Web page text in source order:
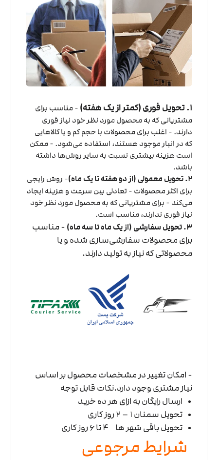
۱. تحویل فوری (کمتر از یک هفته)
- مناسب برای
مشتریانی که به محصول مورد نظر خود نیاز فوری
دارند. - اغلب برای محصولات با حجم کم و یا کالاهایی
که در انبار موجود هستند، استفاده می‌شود. - ممکن
است هزینه بیشتری نسبت به سایر روش‌ها داشته
باشد.
۲. تحویل معمولی (از دو هفته تا یک ماه)
- روش رایجی
برای اکثر محصولات - تعادلی بین سرعت و هزینه ایجاد
می‌کند - برای مشتریانی که به محصول مورد نظر خود
نیاز فوری ندارند، مناسب است.
۳. تحویل سفارشی (از یک ماه تا سه ماه)
- مناسب
برای محصولات سفارشی‌سازی شده و یا
محصولاتی که نیاز به تولید دارند.
- امکان تغییر در مشخصات محصول بر اساس
نیاز مشتری وجود دارد.نکات قابل توجه
ارسال رایگان به ازای هر ده خرید
تحویل سمنان ۱ – 2 روز کاری
تحویل باقی شهر ها ۴ تا ۶ روز کاری
شرایط مرجوعی